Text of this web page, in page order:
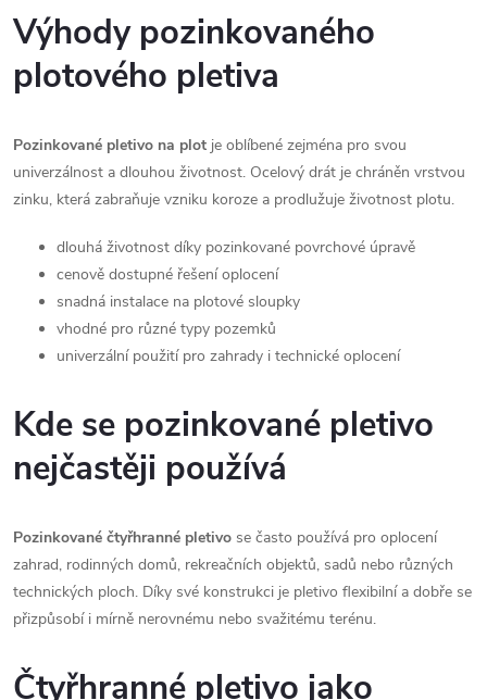
v
ý
i
s
Výhody pozinkovaného
plotového pletiva
Pozinkované pletivo na plot je oblíbené zejména pro svou
univerzálnost a dlouhou životnost. Ocelový drát je chráněn vrstvou
zinku, která zabraňuje vzniku koroze a prodlužuje životnost plotu.
dlouhá životnost díky pozinkované povrchové úpravě
cenově dostupné řešení oplocení
snadná instalace na plotové sloupky
vhodné pro různé typy pozemků
univerzální použití pro zahrady i technické oplocení
Kde se pozinkované pletivo
nejčastěji používá
Pozinkované čtyřhranné pletivo se často používá pro oplocení
zahrad, rodinných domů, rekreačních objektů, sadů nebo různých
technických ploch. Díky své konstrukci je pletivo flexibilní a dobře se
přizpůsobí i mírně nerovnému nebo svažitému terénu.
Čtyřhranné pletivo jako